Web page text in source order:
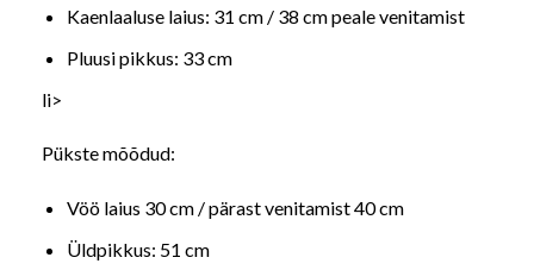
Kaenlaaluse laius: 31 cm / 38 cm peale venitamist
Pluusi pikkus: 33 cm
li>
Pükste mõõdud:
Vöö laius 30 cm / pärast venitamist 40 cm
Üldpikkus: 51 cm